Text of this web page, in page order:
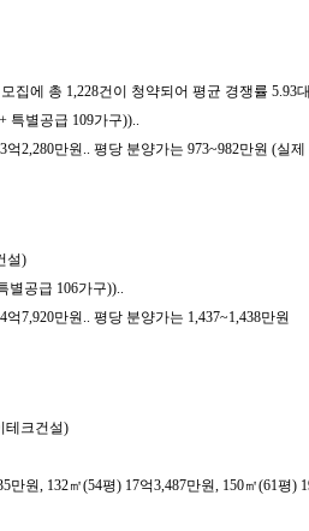
에 총 1,228건이 청약되어 평균 경쟁률
특별공급 109가구))..
2,280만원.. 평당 분양가는 973~982만원 (실
설)
별공급 106가구))..
7,920만원.. 평당 분양가는 1,437~1,438만원
테크건설)
원, 132㎡(54평) 17억3,487만원, 150㎡(61평)